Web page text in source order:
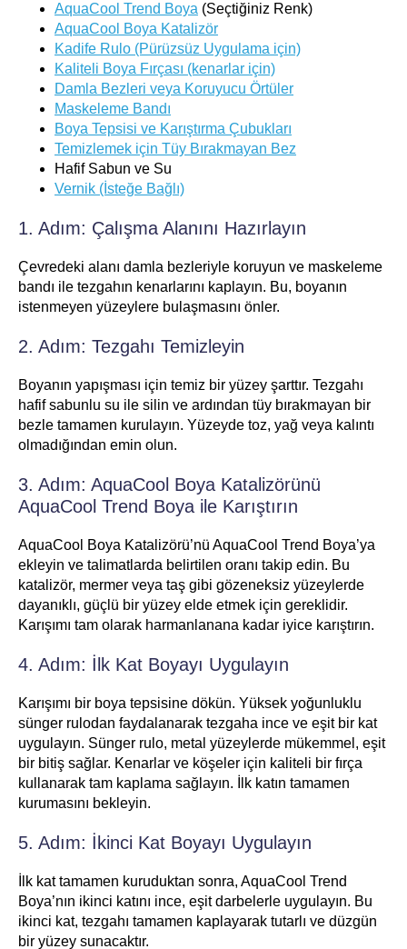
AquaCool Trend Boya (Seçtiğiniz Renk)
AquaCool Boya Katalizör
Kadife Rulo (Pürüzsüz Uygulama için)
Kaliteli Boya Fırçası (kenarlar için)
Damla Bezleri veya Koruyucu Örtüler
Maskeleme Bandı
Boya Tepsisi ve Karıştırma Çubukları
Temizlemek için Tüy Bırakmayan Bez
Hafif Sabun ve Su
Vernik (İsteğe Bağlı)
1. Adım: Çalışma Alanını Hazırlayın
Çevredeki alanı damla bezleriyle koruyun ve maskeleme
bandı ile tezgahın kenarlarını kaplayın. Bu, boyanın
istenmeyen yüzeylere bulaşmasını önler.
2. Adım: Tezgahı Temizleyin
Boyanın yapışması için temiz bir yüzey şarttır. Tezgahı
hafif sabunlu su ile silin ve ardından tüy bırakmayan bir
bezle tamamen kurulayın. Yüzeyde toz, yağ veya kalıntı
olmadığından emin olun.
3. Adım: AquaCool Boya Katalizörünü
AquaCool Trend Boya ile Karıştırın
AquaCool Boya Katalizörü’nü AquaCool Trend Boya’ya
ekleyin ve talimatlarda belirtilen oranı takip edin. Bu
katalizör, mermer veya taş gibi gözeneksiz yüzeylerde
dayanıklı, güçlü bir yüzey elde etmek için gereklidir.
Karışımı tam olarak harmanlanana kadar iyice karıştırın.
4. Adım: İlk Kat Boyayı Uygulayın
Karışımı bir boya tepsisine dökün. Yüksek yoğunluklu
sünger rulodan faydalanarak tezgaha ince ve eşit bir kat
uygulayın. Sünger rulo, metal yüzeylerde mükemmel, eşit
bir bitiş sağlar. Kenarlar ve köşeler için kaliteli bir fırça
kullanarak tam kaplama sağlayın. İlk katın tamamen
kurumasını bekleyin.
5. Adım: İkinci Kat Boyayı Uygulayın
İlk kat tamamen kuruduktan sonra, AquaCool Trend
Boya’nın ikinci katını ince, eşit darbelerle uygulayın. Bu
ikinci kat, tezgahı tamamen kaplayarak tutarlı ve düzgün
bir yüzey sunacaktır.